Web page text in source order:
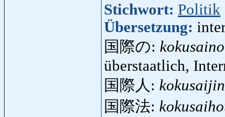
Stichwort: Politik
Übersetzung:
国際の: kokusaino
überstaatlich,
国際人: kokusaijin
国際法: